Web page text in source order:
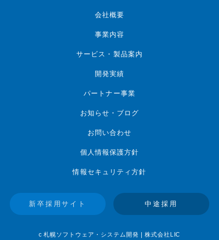
会社概要
事業内容
サービス・製品案内
開発実績
パートナー事業
お知らせ・ブログ
お問い合わせ
個人情報保護方針
情報セキュリティ方針
新卒採用サイト 中途採用
c 札幌ソフトウェア・システム開発 | 株式会社LIC